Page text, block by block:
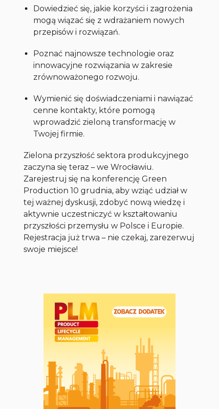
Dowiedzieć się, jakie korzyści i zagrożenia
mogą wiązać się z wdrażaniem nowych
przepisów i rozwiązań.
Poznać najnowsze technologie oraz
innowacyjne rozwiązania w zakresie
zrównoważonego rozwoju.
Wymienić się doświadczeniami i nawiązać
cenne kontakty, które pomogą
wprowadzić zieloną transformację w
Twojej firmie.
Zielona przyszłość sektora produkcyjnego
zaczyna się teraz – we Wrocławiu.
Zarejestruj się na konferencję Green
Production 10 grudnia, aby wziąć udział w
tej ważnej dyskusji, zdobyć nową wiedzę i
aktywnie uczestniczyć w kształtowaniu
przyszłości przemysłu w Polsce i Europie.
Rejestracja już trwa – nie czekaj, zarezerwuj
swoje miejsce!